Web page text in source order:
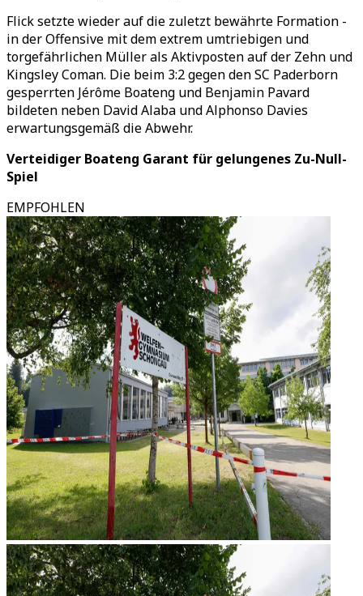
Flick setzte wieder auf die zuletzt bewährte Formation -
in der Offensive mit dem extrem umtriebigen und
torgefährlichen Müller als Aktivposten auf der Zehn und
Kingsley Coman. Die beim 3:2 gegen den SC Paderborn
gesperrten Jérôme Boateng und Benjamin Pavard
bildeten neben David Alaba und Alphonso Davies
erwartungsgemäß die Abwehr.
Verteidiger Boateng Garant für gelungenes Zu-Null-
Spiel
EMPFOHLEN